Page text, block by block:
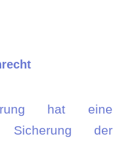
hat eine
Sicherung der